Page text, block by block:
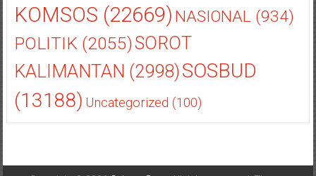
KOMSOS (22669) NASIONAL(934)
POLITIK (2055)SOROT
KALIMANTAN (2998)SOSBUD
(13188) Uncategorized (100)